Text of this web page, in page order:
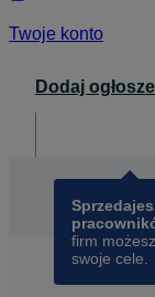
Twoje konto
Dodaj
firm
swoje cele.